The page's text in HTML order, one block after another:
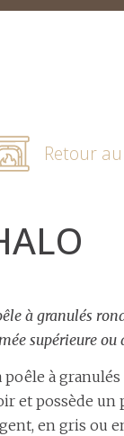
Retour
à granulés
supérieure ou
poêle à
et possède un
en gris ou